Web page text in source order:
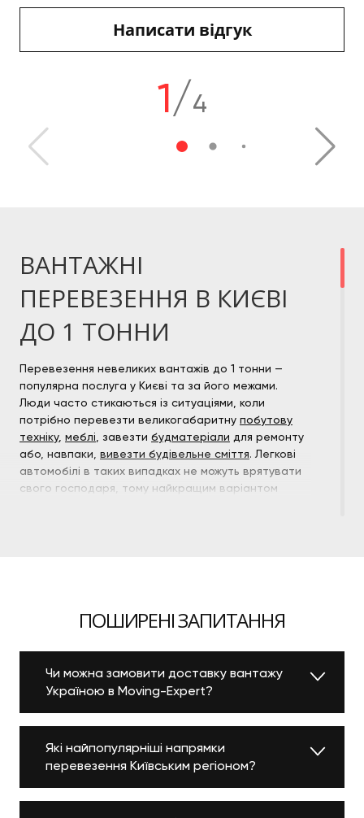
Написати відгук
1/4
ВАНТАЖНІ
ПЕРЕВЕЗЕННЯ В КИЄВІ
ДО 1 ТОННИ
Перевезення невеликих вантажів до 1 тонни —
популярна послуга у Києві та за його межами.
Люди часто стикаються із ситуаціями, коли
потрібно перевезти великогабаритну побутову
техніку, меблі , завезти будматеріали для ремонту
або, навпаки, вивезти будівельне сміття. Легкові
автомобілі в таких випадках не можуть врятувати
свого господаря, тому найкращим варіантом
ВАНТАЖУ ДО 1 ТОННИ
З КОМПАНІЄЮ MOVING
EXPERT
потрібно:
Перевезти меблі — в дані послуги можуть
входити її розбирання/складання,
навантаження/розвантаження, занесення на
ПОШИРЕНІ ЗАПИТАННЯ
Чи можна замовити доставку вантажу
Україною в Moving-Expert?
Які найпопулярніші напрямки
перевезення Київським регіоном?